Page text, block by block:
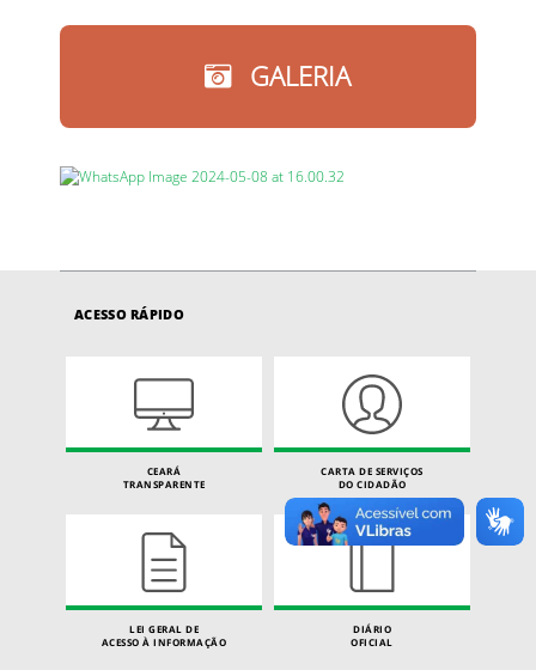
GALERIA
ACESSO RÁPIDO
CEARÁ
TRANSPARENTE
CARTA DE SERVIÇOS
DO CIDADÃO
LEI GERAL DE
ACESSO À INFORMAÇÃO
DIÁRIO
OFICIAL